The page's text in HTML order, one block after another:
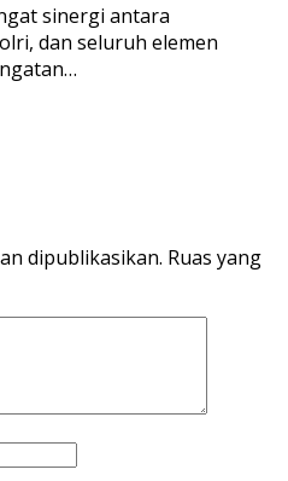
sinergi antara
dan seluruh elemen
dipublikasikan. Ruas yang